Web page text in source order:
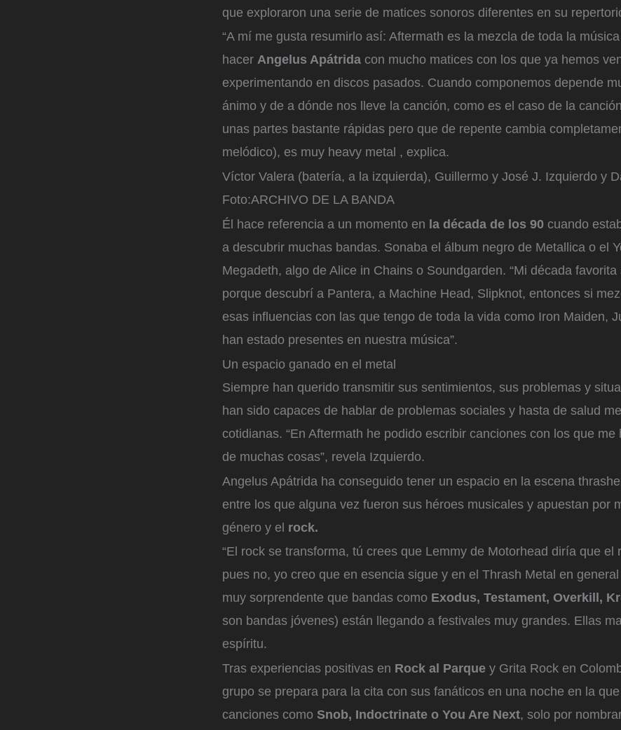
que exploraron una serie de matices sonoros diferentes en su
“A mí me gusta resumirlo así: Aftermath es la mezcla de toda la
hacer Angelus Apátrida con mucho matices con los que ya hemos
experimentando en discos pasados. Cuando componemos depende
ánimo y de a dónde nos lleve la canción, como es el caso de la canción
unas partes bastante rápidas pero que de repente cambia
melódico), es muy heavy metal , explica.
Víctor Valera (batería, a la izquierda), Guillermo y José J. Izquierdo y
Foto:ARCHIVO DE LA BANDA
Él hace referencia a un momento en la década de los 90 cuando
a descubrir muchas bandas. Sonaba el álbum negro de Metallica o el
Megadeth, algo de Alice in Chains o Soundgarden. “Mi década favorita
porque descubrí a Pantera, a Machine Head, Slipknot, entonces si
esas influencias con las que tengo de toda la vida como Iron Maiden,
han estado presentes en nuestra música”.
Un espacio ganado en el metal
Siempre han querido transmitir sus sentimientos, sus problemas y
han sido capaces de hablar de problemas sociales y hasta de salud
cotidianas. “En Aftermath he podido escribir canciones con los que me
de muchas cosas”, revela Izquierdo.
Angelus Apátrida ha conseguido tener un espacio en la escena
entre los que alguna vez fueron sus héroes musicales y apuestan por
género y el rock.
“El rock se transforma, tú crees que Lemmy de Motorhead diría que el
pues no, yo creo que en esencia sigue y en el Thrash Metal en
muy sorprendente que bandas como Exodus, Testament, Overkill,
son bandas jóvenes) están llegando a festivales muy grandes. Ellas
espíritu.
Tras experiencias positivas en Rock al Parque y Grita Rock en
grupo se prepara para la cita con sus fanáticos en una noche en la
canciones como Snob, Indoctrinate o You Are Next, solo por